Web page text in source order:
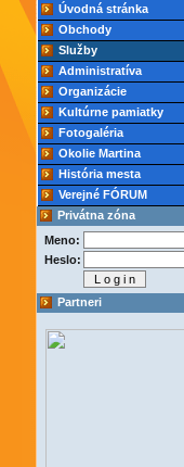
Úvodná stránka
Obchody
Služby
Administratíva
Organizácie
Kultúrne pamiatky
Fotogaléria
Okolie Martina
História mesta
Verejné FÓRUM
Privátna zóna
Meno:
Heslo:
Partneri